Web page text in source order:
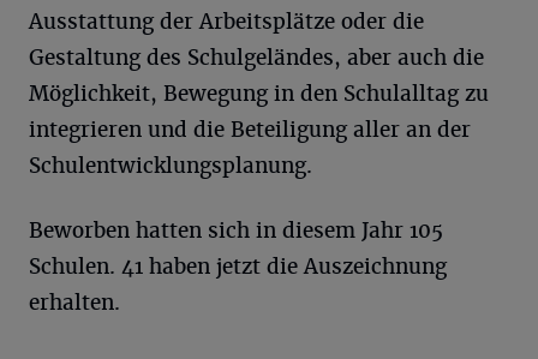
Ausstattung der Arbeitsplätze oder die
Gestaltung des Schulgeländes, aber auch die
Möglichkeit, Bewegung in den Schulalltag zu
integrieren und die Beteiligung aller an der
Schulentwicklungsplanung.
Beworben hatten sich in diesem Jahr 105
Schulen. 41 haben jetzt die Auszeichnung
erhalten.